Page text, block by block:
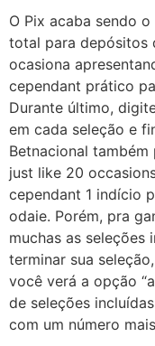
O Pix acaba sendo
total para depósitos
ocasiona
cependant prático
Durante último,
em cada seleção e
Betnacional
just like 20
cependant 1 indício
odaie. Porém, pra
muchas as seleções
terminar sua
você verá a opção
de seleções
com um número